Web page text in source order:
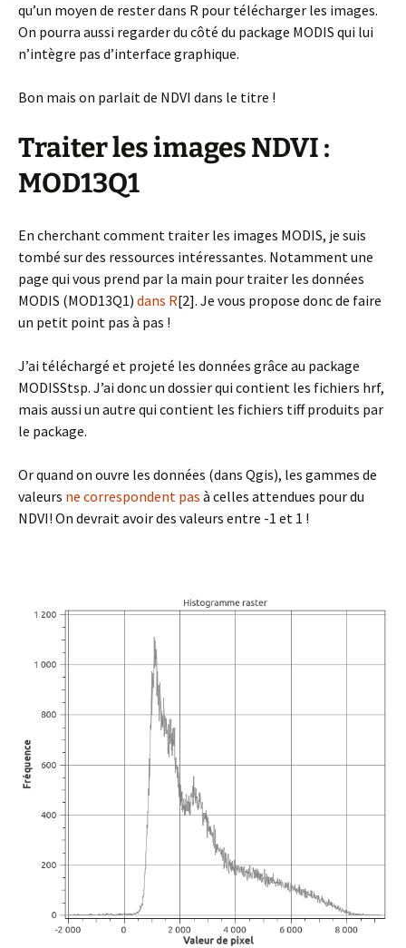
qu’un moyen de rester dans R pour télécharger les images.
On pourra aussi regarder du côté du package MODIS qui lui
n’intègre pas d’interface graphique.
Bon mais on parlait de NDVI dans le titre !
Traiter les images NDVI :
MOD13Q1
En cherchant comment traiter les images MODIS, je suis
tombé sur des ressources intéressantes. Notamment une
page qui vous prend par la main pour traiter les données
MODIS (MOD13Q1) dans R[2]. Je vous propose donc de faire
un petit point pas à pas !
J’ai téléchargé et projeté les données grâce au package
MODISStsp. J’ai donc un dossier qui contient les fichiers hrf,
mais aussi un autre qui contient les fichiers tiff produits par
le package.
Or quand on ouvre les données (dans Qgis), les gammes de
valeurs ne correspondent pas à celles attendues pour du
NDVI! On devrait avoir des valeurs entre -1 et 1 !